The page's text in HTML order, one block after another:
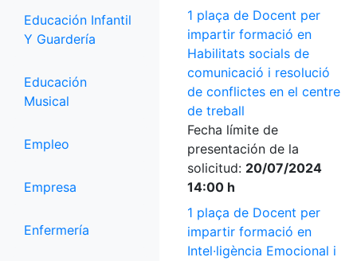
Educación Infantil
Y Guardería
Educación
Musical
Empleo
Empresa
Enfermería
1 plaça de Docent per
impartir formació en
Habilitats socials de
comunicació i resolució
de conflictes en el centre
de treball
Fecha límite de
presentación de la
solicitud: 20/07/2024
14:00 h
1 plaça de Docent per
impartir formació en
Intel·ligència Emocional i